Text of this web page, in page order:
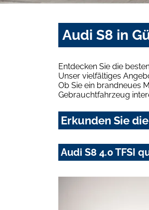
Audi S8 in
Entdecken Sie die
Unser vielfältiges
Ob Sie ein brandneues
Gebrauchtfahrzeug
Erkunden Sie
Audi S8 4.0 TFSI